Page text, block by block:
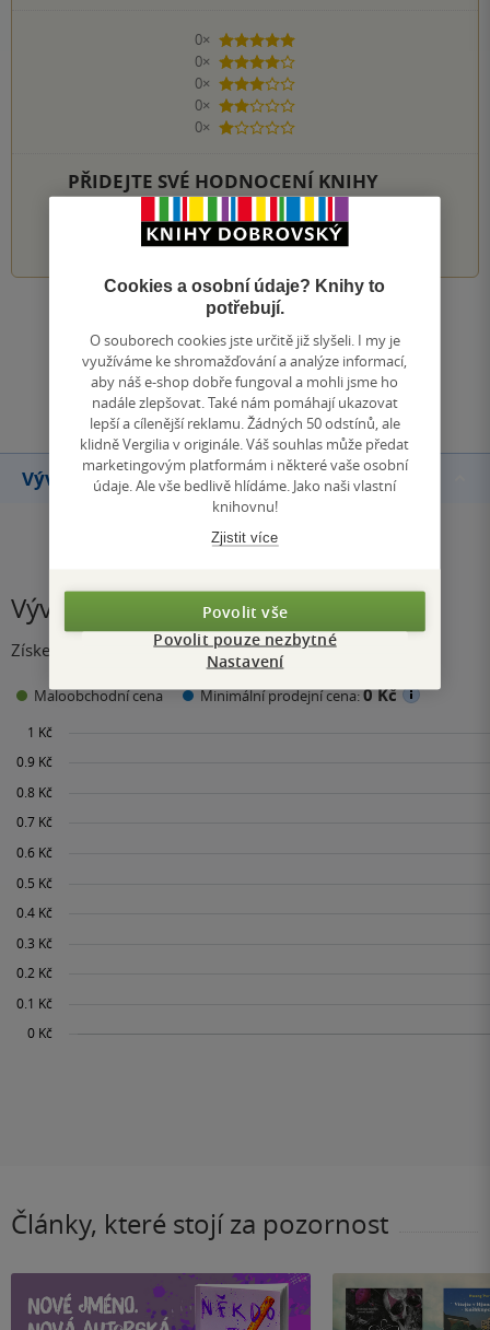
0×
5 hvězdiček
0×
4 hvězdičky
0×
3 hvězdičky
0×
2 hvězdičky
0×
1 hvezdička
PŘIDEJTE SVÉ HODNOCENÍ KNIHY
1 2 3 4 5
Zobrazit všechna hodnocení
Přidat hodnocení
Vývoj ceny
Vývoj ceny
Získejte přehled o vývoji ceny za posledních 60 dní.
Maloobchodní cena Minimální prodejní cena:0 Kč
Články, které stojí za pozornost
Cookies a osobní údaje? Knihy to
potřebují.
O souborech cookies jste určitě již slyšeli. I my je
využíváme ke shromažďování a analýze informací,
aby náš e-shop dobře fungoval a mohli jsme ho
nadále zlepšovat. Také nám pomáhají ukazovat
lepší a cílenější reklamu. Žádných 50 odstínů, ale
klidně Vergilia v originále. Váš souhlas může předat
marketingovým platformám i některé vaše osobní
údaje. Ale vše bedlivě hlídáme. Jako naši vlastní
knihovnu!
Zjistit více
Povolit vše
Povolit pouze nezbytné
Nastavení